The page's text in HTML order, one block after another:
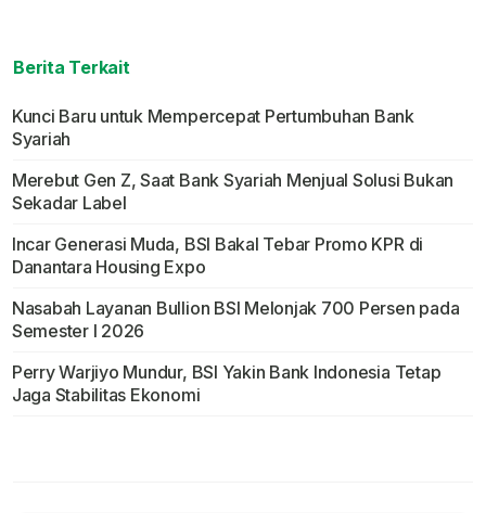
Berita Terkait
Kunci Baru untuk Mempercepat Pertumbuhan Bank
Syariah
Merebut Gen Z, Saat Bank Syariah Menjual Solusi Bukan
Sekadar Label
Incar Generasi Muda, BSI Bakal Tebar Promo KPR di
Danantara Housing Expo
Nasabah Layanan Bullion BSI Melonjak 700 Persen pada
Semester I 2026
Perry Warjiyo Mundur, BSI Yakin Bank Indonesia Tetap
Jaga Stabilitas Ekonomi